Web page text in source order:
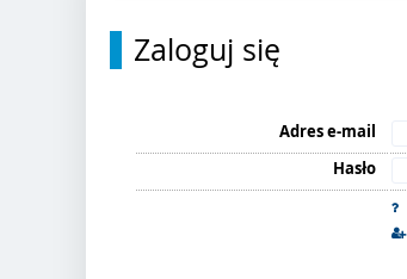
Zaloguj się
Adres e-mail
Hasło